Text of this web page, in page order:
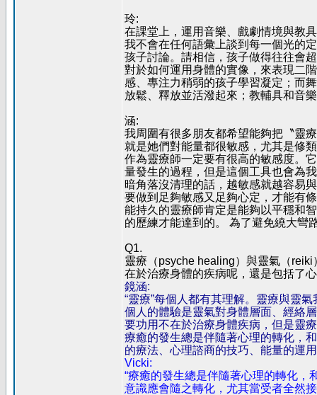
玲:
在課堂上，運用音樂、戲劇情境與教
我不會在任何語彙上談到每一個光的
孩子討論。請相信，孩子做得往往會
對於如何運用身體的實像，來表現二
感、專注力稍弱的孩子學習凝定；而
放鬆、釋放並活潑起來；教輔具和音
涵:
我周圍有很多朋友都希望能夠把〝靈
就是她們對能量都很敏感，尤其是修
作為靈療師一定要有很高的敏感度。
量發生的過程，但是這個工具也會為
暗角落沒清理的話，越敏感就越容易
要做到足夠敏感又足夠心定，才能有
能持久的靈療師肯定是能夠以平穩和
的歷練才能達到的。 為了避免繞大彎
Q1.
靈療（psyche healing）與靈氣（
在於治療身體的疾病呢，還是包括了
鏡涵:
“靈療”每個人都有其理解。靈療與靈
個人的體驗是靈氣對身體層面、經絡
要功用不在於治療身體疾病，但是靈
療癒的發生總是伴隨著心理的轉化，
的療法、心理諮商的技巧、能量的運
Vicki:
“療癒的發生總是伴隨著心理的轉化，
意識應會隨之轉化，尤其當受者全然